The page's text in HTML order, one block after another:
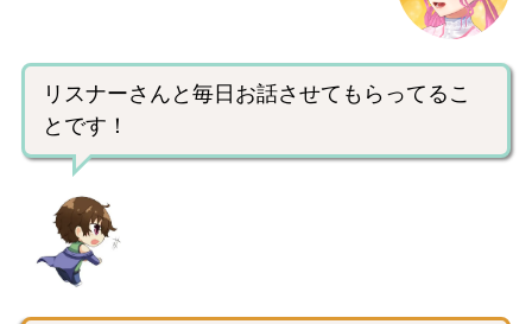
リスナーさんと毎日お話させてもらってるこ
とです！